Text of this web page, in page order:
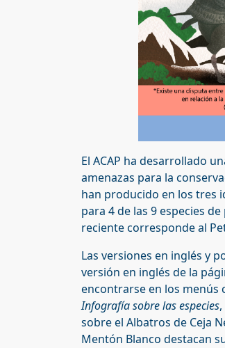
El ACAP ha desarrollado
amenazas para la
han producido en los tres
para 4 de las 9 especies
reciente corresponde al
Las versiones en inglés y
versión en inglés de la
encontrarse en los
Infografía sobre las especies
sobre el Albatros de Ceja
Mentón Blanco destacan